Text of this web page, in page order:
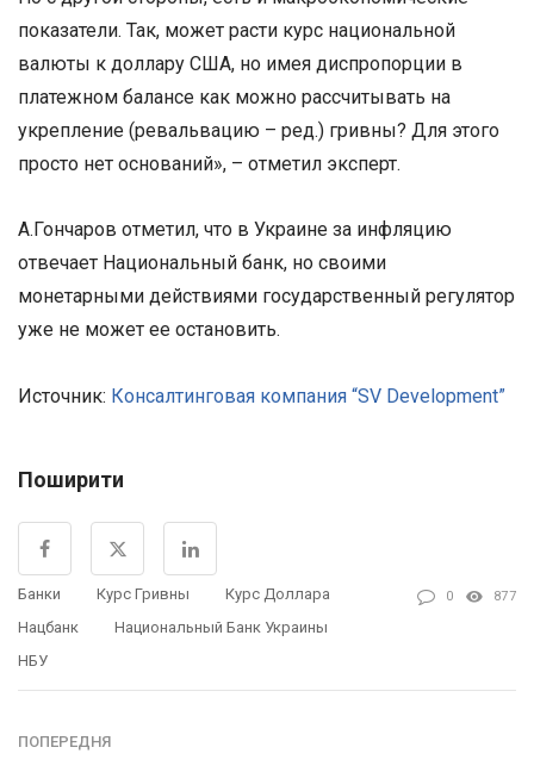
показатели. Так, может расти курс национальной
валюты к доллару США, но имея диспропорции в
платежном балансе как можно рассчитывать на
укрепление (ревальвацию – ред.) гривны? Для этого
просто нет оснований», – отметил эксперт.
А.Гончаров отметил, что в Украине за инфляцию
отвечает Национальный банк, но своими
монетарными действиями государственный регулятор
уже не может ее остановить.
Источник: Консалтинговая компания “SV Development”
Поширити
Банки Курс Гривны
Курс Доллара
Нацбанк
Национальный Банк Украины
НБУ
0 877
ПОПЕРЕДНЯ